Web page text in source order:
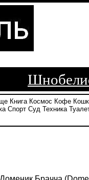
Книга Космос Кофе
Спорт Суд Техника